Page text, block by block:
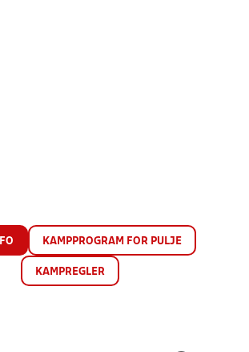
KAMPPROGRAM FOR PULJE
KAMPREGLER